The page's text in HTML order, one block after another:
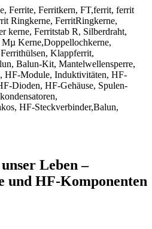
Ferrite, Ferritkern, FT,ferrit, ferrit
Ringkerne, FerritRingkerne,
kerne, Ferritstab R, Silberdraht,
Kerne,Doppellochkerne,
Klappferrit,
Balun-Kit, Mantelwellensperre,
HF-Module, Induktivitäten, HF-
Dioden, HF-Gehäuse, Spulen-
HF-Steckverbinder,Balun,
Leben –
und HF-Komponenten